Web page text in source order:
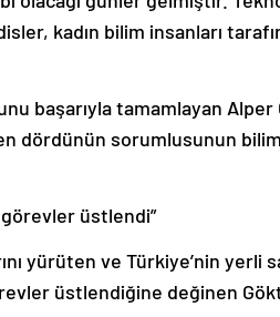
kadın bilim insanları
sorumlusunun bilim
üstlendiğine değinen